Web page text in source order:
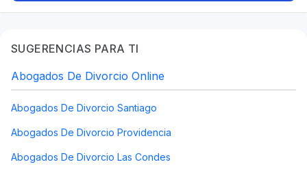
SUGERENCIAS PARA TI
Abogados De Divorcio Online
Abogados De Divorcio Santiago
Abogados De Divorcio Providencia
Abogados De Divorcio Las Condes